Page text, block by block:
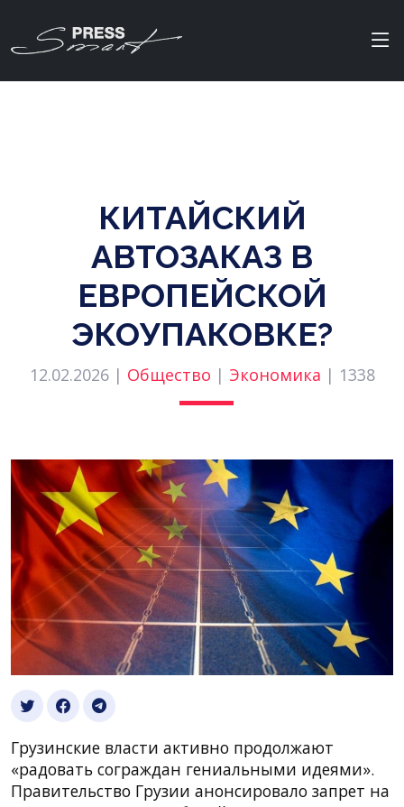
КИТАЙСКИЙ
АВТОЗАКАЗ В
ЕВРОПЕЙСКОЙ
ЭКОУПАКОВКЕ?
12.02.2026 | Общество | Экономика | 1338
Грузинские власти активно продолжают
«радовать сограждан гениальными идеями».
Правительство Грузии анонсировало запрет на